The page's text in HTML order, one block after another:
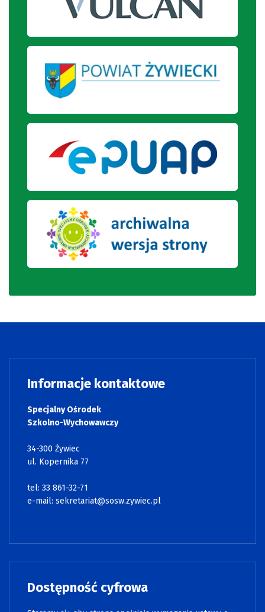
Informacje kontaktowe
Specjalny Ośrodek
Szkolno-Wychowawczy
34-300 Żywiec
ul. Kopernika 77
tel: 33 861-32-71
e-mail: sekretariat@sosw.zywiec.pl
Dostępność cyfrowa